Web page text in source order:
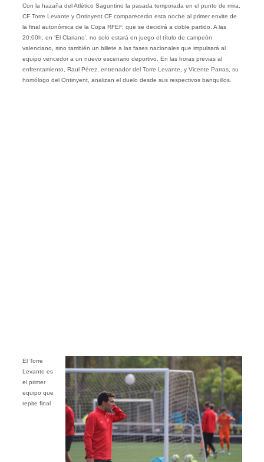
Con la hazaña del Atlético Saguntino la pasada temporada en el punto de mira,
CF Torre Levante y Ontinyent CF comparecerán esta noche al primer envite de
la final autonómica de la Copa RFEF, que se decidirá a doble partido. A las
20:00h, en ‘El Clariano’, no solo estará en juego el título de campeón
valenciano, sino también un billete a las fases nacionales que impulsará al
equipo vencedor a un nuevo escenario deportivo. En las horas previas al
enfrentamiento, Raul Pérez, entrenador del Torre Levante, y Vicente Parras, su
homólogo del Ontinyent, analizan el duelo desde sus respectivos banquillos.
El Torre
Levante es
el primer
equipo que
repite final